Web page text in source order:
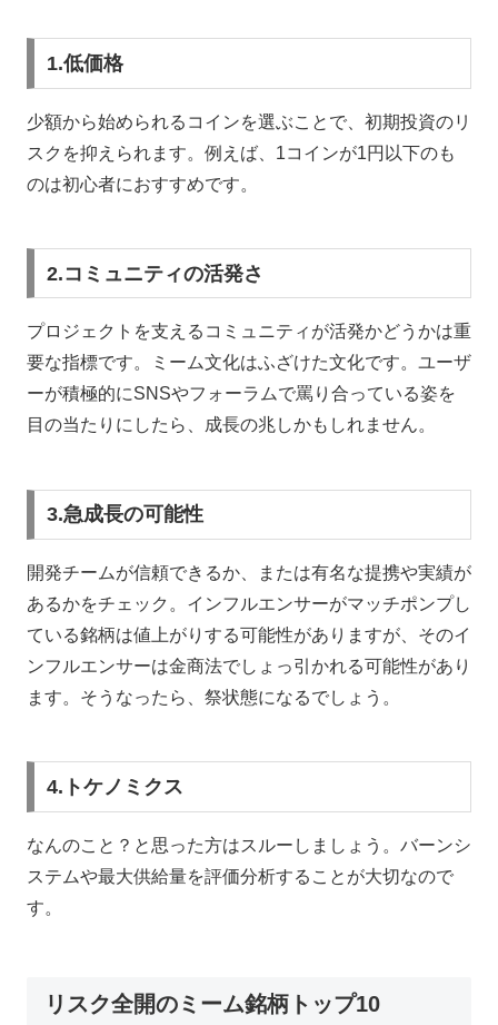
1.低価格
少額から始められるコインを選ぶことで、初期投資のリ
スクを抑えられます。例えば、1コインが1円以下のも
のは初心者におすすめです。
2.コミュニティの活発さ
プロジェクトを支えるコミュニティが活発かどうかは重
要な指標です。ミーム文化はふざけた文化です。ユーザ
ーが積極的にSNSやフォーラムで罵り合っている姿を
目の当たりにしたら、成長の兆しかもしれません。
3.急成長の可能性
開発チームが信頼できるか、または有名な提携や実績が
あるかをチェック。インフルエンサーがマッチポンプし
ている銘柄は値上がりする可能性がありますが、そのイ
ンフルエンサーは金商法でしょっ引かれる可能性があり
ます。そうなったら、祭状態になるでしょう。
4.トケノミクス
なんのこと？と思った方はスルーしましょう。バーンシ
ステムや最大供給量を評価分析することが大切なので
す。
リスク全開のミーム銘柄トップ10